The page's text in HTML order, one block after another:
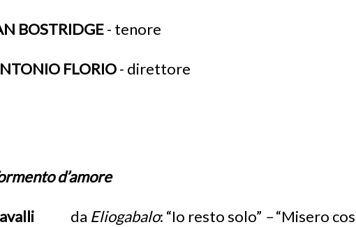
BOSTRIDGE- tenore
FLORIO- direttore
d’amore
da Eliogabalo: “Io resto solo” –“Misero